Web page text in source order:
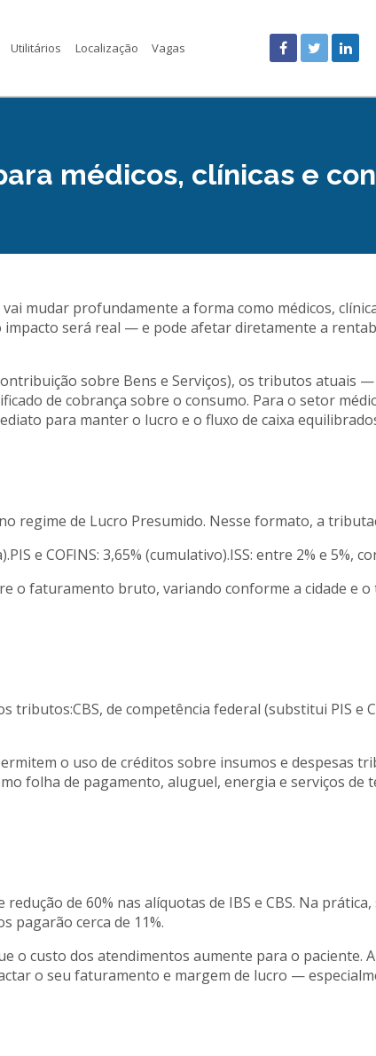
Utilitários Localização Vagas
médicos, clínicas e
mudar profundamente a forma como médicos,
será real — e pode afetar diretamente a
sobre Bens e Serviços), os tributos atuais —
de cobrança sobre o consumo. Para o setor
para manter o lucro e o fluxo de caixa
regime de Lucro Presumido. Nesse formato, a
e COFINS: 3,65% (cumulativo).ISS: entre 2% e 5%,
o faturamento bruto, variando conforme a cidade e o
de competência federal (substitui PIS e
o uso de créditos sobre insumos e despesas
folha de pagamento, aluguel, energia e serviços de
de 60% nas alíquotas de IBS e CBS. Na
pagarão cerca de 11%.
o custo dos atendimentos aumente para o paciente.
o seu faturamento e margem de lucro —